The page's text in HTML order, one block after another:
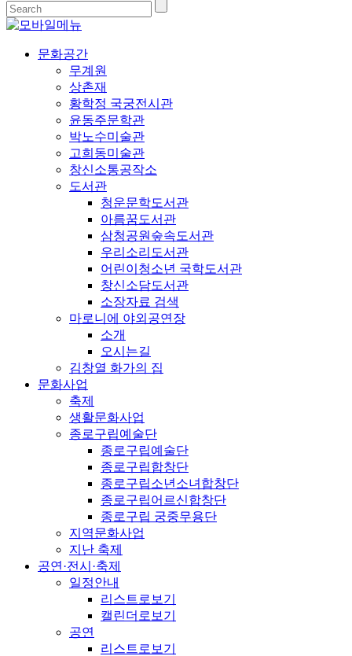
문화공간
무계원
상촌재
황학정 국궁전시관
윤동주문학관
박노수미술관
고희동미술관
창신소통공작소
도서관
청운문학도서관
아름꿈도서관
삼청공원숲속도서관
우리소리도서관
어린이청소년 국학도서관
창신소담도서관
소장자료 검색
마로니에 야외공연장
소개
오시는길
김창열 화가의 집
문화사업
축제
생활문화사업
종로구립예술단
종로구립예술단
종로구립합창단
종로구립소년소녀합창단
종로구립어르신합창단
종로구립 궁중무용단
지역문화사업
지난 축제
공연·전시·축제
일정안내
리스트로보기
캘린더로보기
공연
리스트로보기